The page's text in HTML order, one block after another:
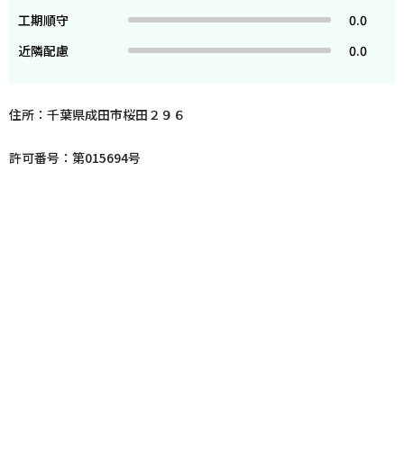
工期順守
0.0
近隣配慮
0.0
住所：千葉県成田市桜田２９６
許可番号：第015694号